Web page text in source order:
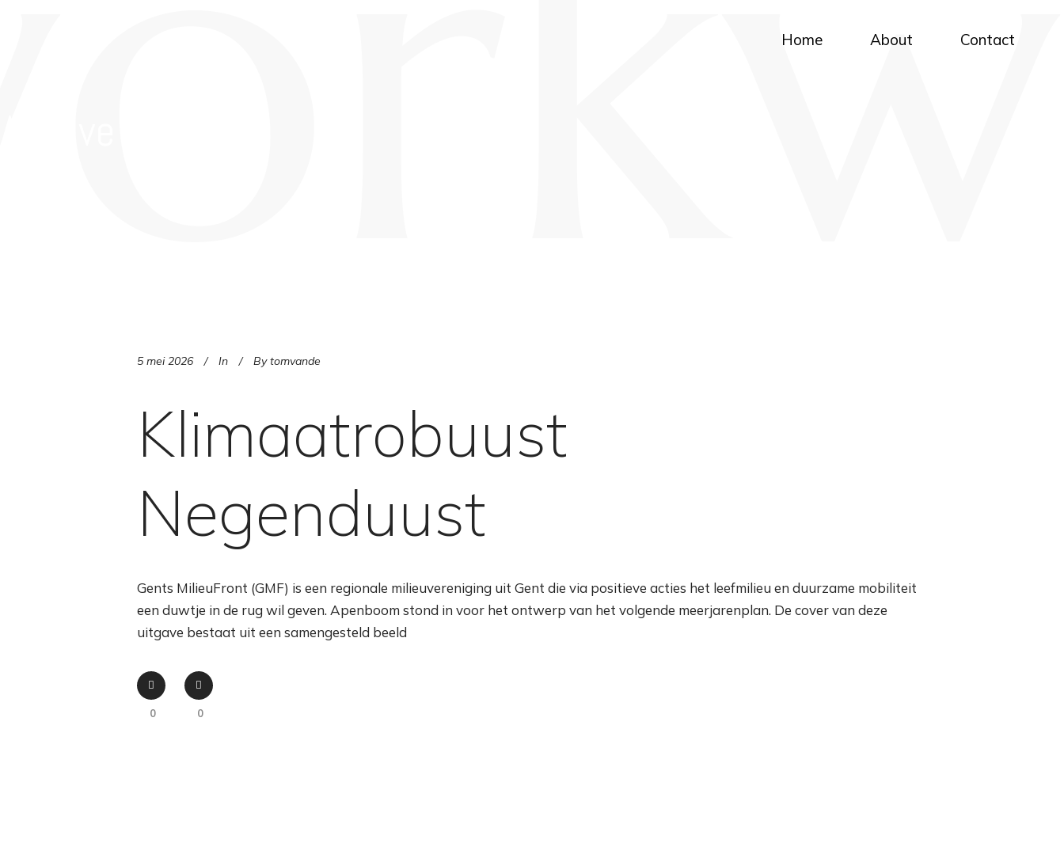
Home About Contact
5 mei 2026 In By tomvande
Klimaatrobuust
Negenduust
Gents MilieuFront (GMF) is een regionale milieuvereniging uit Gent die via positieve acties het leefmilieu en duurzame mobiliteit
een duwtje in de rug wil geven. Apenboom stond in voor het ontwerp van het volgende meerjarenplan. De cover van deze
uitgave bestaat uit een samengesteld beeld
0 0